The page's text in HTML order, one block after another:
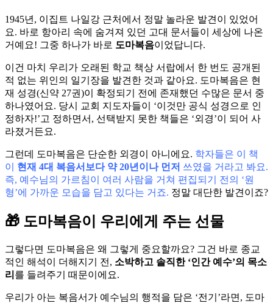
1945년, 이집트 나일강 근처에서 정말 놀라운 발견이 있었어
요. 바로 항아리 속에 숨겨져 있던 고대 문서들이 세상에 나온
거예요! 그중 하나가 바로 도마복음이었답니다.
이건 마치 우리가 오래된 학교 책상 서랍에서 한 번도 공개된
적 없는 위인의 일기장을 발견한 것과 같아요. 도마복음은 현
재 성경(신약 27권)이 확정되기 전에 존재했던 수많은 문서 중
하나였어요. 당시 교회 지도자들이 ‘이것만 공식 성경으로 인
정하자!’고 정하면서, 선택받지 못한 책들은 ‘외경’이 되어 사
라졌거든요.
그런데 도마복음은 단순한 외경이 아니에요. 학자들은 이 책
이 현재 4대 복음서보다 약 20년이나 먼저 쓰였을 거라고 봐요.
즉, 예수님의 가르침이 여러 사람을 거쳐 편집되기 전의 ‘원
형’에 가까운 모습을 담고 있다는 거죠. 정말 대단한 발견이죠?
🎁 도마복음이 우리에게 주는 선물
그렇다면 도마복음은 왜 그렇게 중요할까요? 그건 바로 종교
적인 해석이 더해지기 전, 소박하고 솔직한 ‘인간 예수’의 목소
리 를 들려주기 때문이에요.
우리가 아는 복음서가 예수님의 행적을 담은 ‘전기’라면, 도마